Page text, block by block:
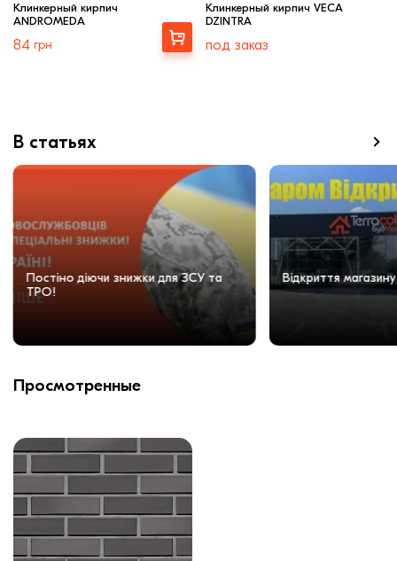
Клинкерный кирпич
ANDROMEDA
84 грн
Выбрать
Клинкерный кирпич VECA
DZINTRA
под заказ
В статьях
Постіно діючи знижки для ЗСУ та
ТРО!
Відкриття магазину
Просмотренные